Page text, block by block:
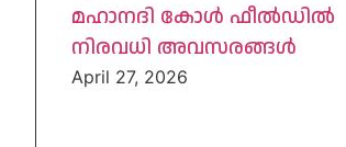
മഹാനദി കോൾ ഫീൽഡിൽ
നിരവധി അവസരങ്ങൾ
April 27, 2026